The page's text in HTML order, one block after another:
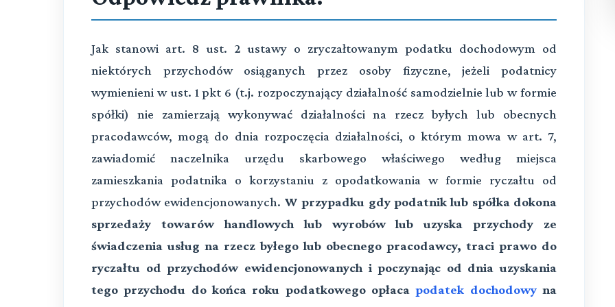
Jak stanowi art. 8 ust. 2 ustawy o zryczałtowanym podatku dochodowym od
niektórych przychodów osiąganych przez osoby fizyczne, jeżeli podatnicy
wymienieni w ust. 1 pkt 6 (t.j. rozpoczynający działalność samodzielnie lub w formie
spółki) nie zamierzają wykonywać działalności na rzecz byłych lub obecnych
pracodawców, mogą do dnia rozpoczęcia działalności, o którym mowa w art. 7,
zawiadomić naczelnika urzędu skarbowego właściwego według miejsca
zamieszkania podatnika o korzystaniu z opodatkowania w formie ryczałtu od
przychodów ewidencjonowanych. W przypadku gdy podatnik lub spółka dokona
sprzedaży towarów handlowych lub wyrobów lub uzyska przychody ze
świadczenia usług na rzecz byłego lub obecnego pracodawcy, traci prawo do
ryczałtu od przychodów ewidencjonowanych i poczynając od dnia uzyskania
tego przychodu do końca roku podatkowego opłacapodatek dochodowyna